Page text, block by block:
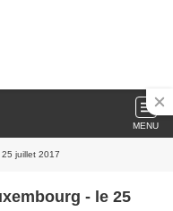
MENU
juillet 2017
- le 25